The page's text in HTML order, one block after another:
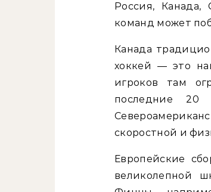
Россия,
команд может
Канада
хоккей — это
игроков там
последние 20
скоростной и
Европейские
великолепной